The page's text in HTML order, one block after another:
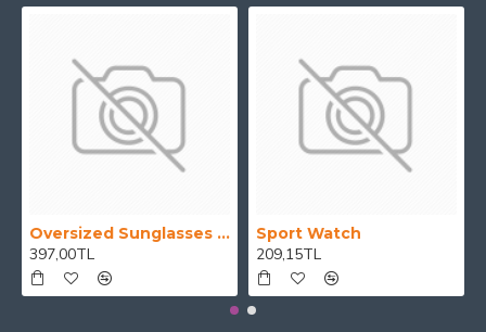
Oversized Sunglasses For Long Summer Days
397,00TL
Sport Watch
209,15TL